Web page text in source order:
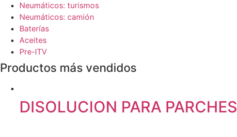
Neumáticos: turismos
Neumáticos: camión
Baterías
Aceites
Pre-ITV
Productos más vendidos
DISOLUCION PARA PARCHES